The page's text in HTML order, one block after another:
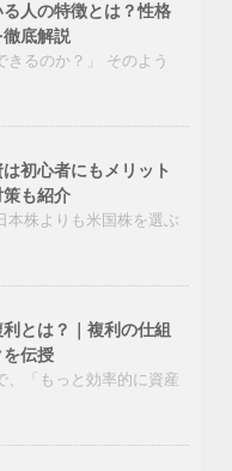
人の特徴とは？性格
底解説
きるのか？」 そのよう
初心者にもメリット
も紹介
本株よりも米国株を選ぶ
とは？｜複利の仕組
伝授
、「もっと効率的に資産